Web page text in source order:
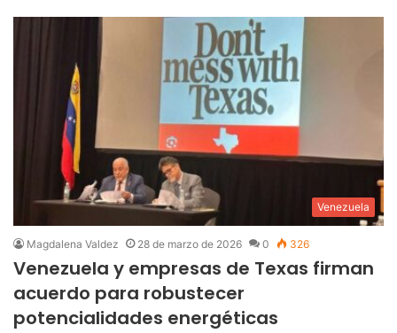
Venezuela
Magdalena Valdez 28 de marzo de 2026 0 326
Venezuela y empresas de Texas firman
acuerdo para robustecer
potencialidades energéticas